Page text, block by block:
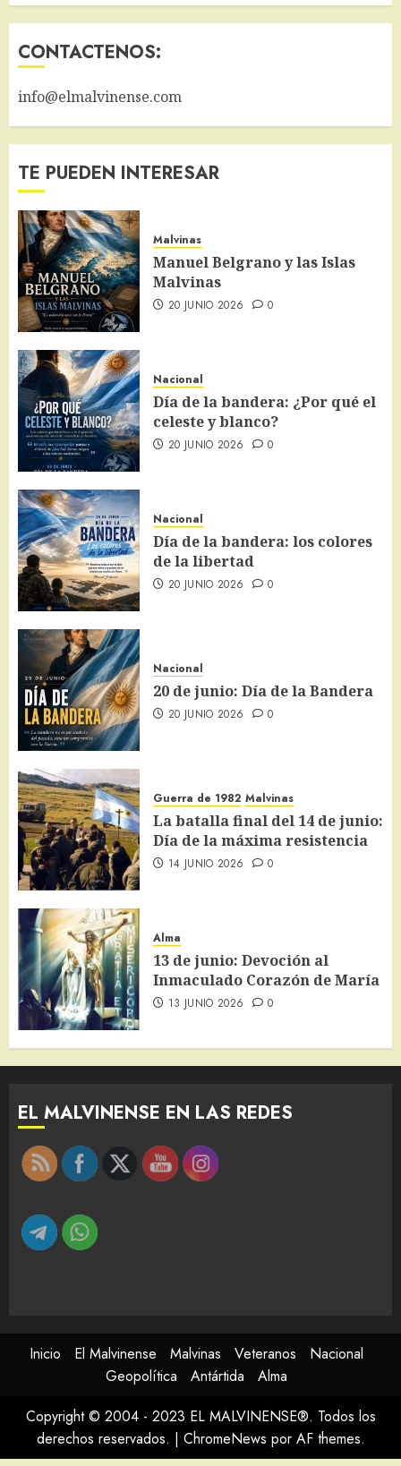
CONTACTENOS:
info@elmalvinense.com
TE PUEDEN INTERESAR
Malvinas
Manuel Belgrano y las Islas
Malvinas
20 JUNIO 2026 0
Nacional
Día de la bandera: ¿Por qué el
celeste y blanco?
20 JUNIO 2026 0
Nacional
Día de la bandera: los colores
de la libertad
20 JUNIO 2026 0
Nacional
20 de junio: Día de la Bandera
20 JUNIO 2026 0
Guerra de 1982 Malvinas
La batalla final del 14 de junio:
Día de la máxima resistencia
14 JUNIO 2026 0
Alma
13 de junio: Devoción al
Inmaculado Corazón de María
13 JUNIO 2026 0
EL MALVINENSE EN LAS REDES
Inicio El Malvinense Malvinas Veteranos
Nacional
Geopolítica
Antártida
Alma
Copyright © 2004 - 2023 EL MALVINENSE®. Todos los
derechos reservados. | ChromeNews por AF themes.